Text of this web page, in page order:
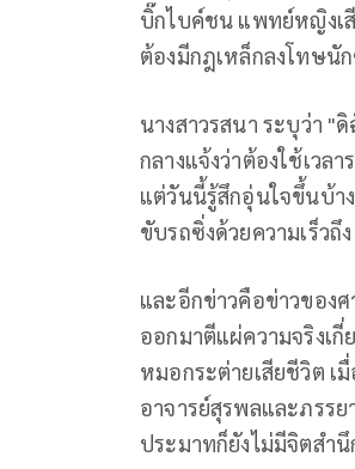
บิ๊กไบค์ชน แพทย์หญิงเสี
ต้องมีกฎเหล็กลงโทษนั
นางสาวรสนา ระบุว่า "
กลางแจ้งว่าต้องใช้เว
แต่วันนี้รู้สึกอุ่นใจขึ้นบ้า
ขับรถซิ่งด้วยความเร็วถึ
และอีกข่าวคือข่าวของ
ออกมาตีแผ่ความจริงเ
หมอกระต่ายเสียชีวิต
อาจารย์สุรพลและภรร
ประมาทก็ยังไม่มีจิตสำ